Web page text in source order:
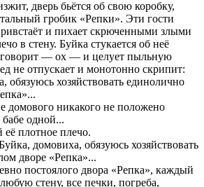
дверь бьётся об свою коробку,
гробик «Репки». Эти гости
и пихает скрюченными злыми
в стену. Буйка стукается об неё
— ох — и целует пыльную
не отпускает и монотонно скрипит:
хозяйствовать единолично
никакого не положено
одной...
плотное плечо.
домовиха, обязуюсь хозяйствовать
дворе «Репка»...
постоялого двора «Репка», каждый
стену, все печки, погреба,